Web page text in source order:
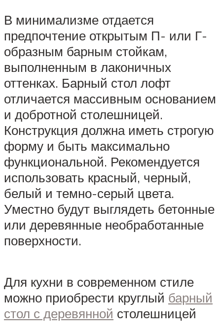
В минимализме отдается
предпочтение открытым П- или Г-
образным барным стойкам,
выполненным в лаконичных
оттенках. Барный стол лофт
отличается массивным основанием
и добротной столешницей.
Конструкция должна иметь строгую
форму и быть максимально
функциональной. Рекомендуется
использовать красный, черный,
белый и темно-серый цвета.
Уместно будут выглядеть бетонные
или деревянные необработанные
поверхности.
Для кухни в современном стиле
можно приобрести круглый барный
стол с деревянной столешницей